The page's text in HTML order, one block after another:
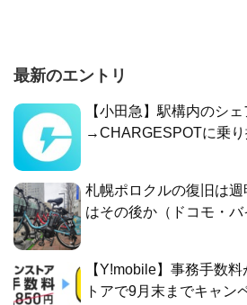
最新のエントリ
【小田急】駅構内のシ
→CHARGESPOTに乗り
札幌ポロクルの復旧は
はその後か（ドコモ・バ
【Y!mobile】事務手数
トアで9月末までキャン